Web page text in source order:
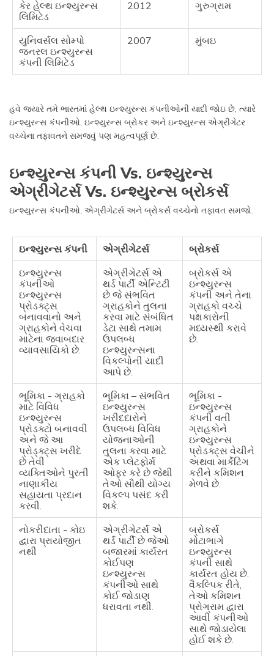
કેર હેલ્થ ઇન્શ્યુરન્સ
લિમિટેડ
2012 ગુરુગ્રામ
યુનિવર્સલ સોમ્પો
જનરલ ઇન્શ્યુરન્સ
કંપની લિમિટેડ
2007 મુંબઇ
હવે જ્યારે તમે ભારતમાં હેલ્થ ઇન્શ્યુરન્સ કંપનીઓની યાદી જોઇ છે, ત્યારે
ઇન્શ્યુરન્સ કંપનીઓ, ઇન્શ્યુરન્સ બ્રોકર અને ઇન્શ્યુરન્સ એગ્રીગેટર
વચ્ચેના તફાવતને સમજવું પણ મહત્વપૂર્ણ છે.
ઇન્શ્યુરન્સ કંપની Vs. ઇન્શ્યુરન્સ
એગ્રીગેટર્સ Vs. ઇન્શ્યુરન્સ બ્રોકર્સ
ઇન્શ્યુરન્સ કંપનીઓ, એગ્રીગેટર્સ અને બ્રોકર્સ વચ્ચેનો તફાવત સમજો.
ઇન્શ્યુરન્સ કંપની એગ્રીગેટર્સ
બ્રોકર્સ
ઇન્શ્યુરન્સ
કંપનીઓ
ઇન્શ્યુરન્સ
પ્રોડક્ટ્સ
બનાવવાનો અને
ગ્રાહકોને વેચવા
માટેના જવાબદાર
વ્યાવસાયિકો છે.
એગ્રીગેટર્સ એ
થર્ડ પાર્ટી એન્ટિટી
છે જે સંભવિત
ગ્રાહકોને તુલના
કરવા માટે સંબંધિત
ડેટા સાથે તમામ
ઉપલબ્ધ
ઇન્શ્યુરન્સના
વિકલ્પોની યાદી
આપે છે.
બ્રોકર્સ એ
ઇન્શ્યુરન્સ
કંપની અને તેના
ગ્રાહકો વચ્ચે
પક્ષકારોની
મધ્યસ્થી કરાવે
છે.
ભૂમિકા - ગ્રાહકો
માટે વિવિધ
ઇન્શ્યુરન્સ
પ્રોડક્ટો બનાવવી
અને જે આ
પ્રોડ્ક્ટ્સ ખરીદે
છે તેવી
વ્યક્તિઓને પુરતી
નાણાકીય
સહાયતા પ્રદાન
કરવી.
ભૂમિકા – સંભવિત
ઇન્શ્યુરન્સ
ખરીદદારોને
ઉપલબ્ધ વિવિધ
યોજનાઓની
તુલના કરવા માટે
એક પ્લેટફોર્મ
ઓફર કરે છે જેથી
તેઓ સૌથી યોગ્ય
વિકલ્પ પસંદ કરી
શકે.
ભૂમિકા -
ઇન્શ્યુરન્સ
કંપની વતી
ગ્રાહકોને
ઇન્શ્યુરન્સ
પ્રોડક્ટ્સ વેચીને
અથવા માર્કેટિંગ
કરીને કમિશન
મેળવે છે.
નોકરીદાતા - કોઇ
દ્વારા પ્રાયોજીત
નથી
એગ્રીગેટર્સ એ
થર્ડ પાર્ટી છે જેઓ
બજારમાં કાર્યરત
કોઈપણ
ઇન્શ્યુરન્સ
કંપનીઓ સાથે
કોઈ જોડાણ
ધરાવતા નથી.
બ્રોકર્સ
મોટાભાગે
ઇન્શ્યુરન્સ
કંપની સાથે
કાર્યરત હોય છે.
વૈકલ્પિક રીતે,
તેઓ કમિશન
પ્રોગ્રામ દ્વારા
આવી કંપનીઓ
સાથે જોડાયેલા
હોઈ શકે છે.